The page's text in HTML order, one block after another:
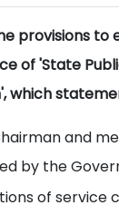
provisions to
of 'State
which
and
by the
of service